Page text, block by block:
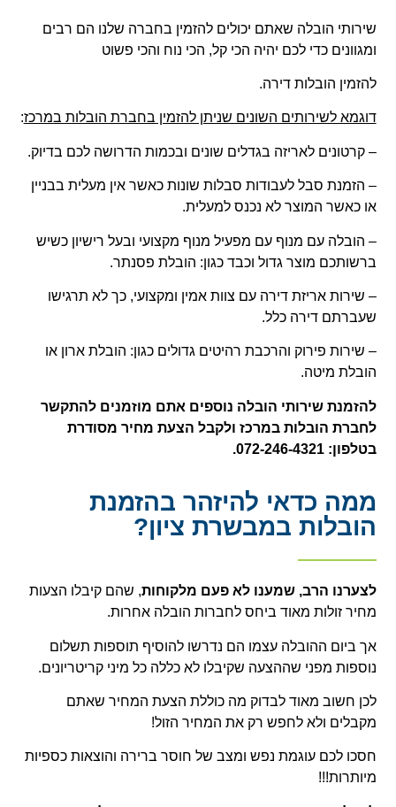
שירותי הובלה שאתם יכולים להזמין בחברה שלנו הם רבים
ומגוונים כדי לכם יהיה הכי קל, הכי נוח והכי פשוט
להזמין הובלות דירה.
דוגמא לשירותים השונים שניתן להזמין בחברת הובלות במרכז:
– קרטונים לאריזה בגדלים שונים ובכמות הדרושה לכם בדיוק.
– הזמנת סבל לעבודות סבלות שונות כאשר אין מעלית בבניין
או כאשר המוצר לא נכנס למעלית.
– הובלה עם מנוף עם מפעיל מנוף מקצועי ובעל רישיון כשיש
ברשותכם מוצר גדול וכבד כגון: הובלת פסנתר.
– שירות אריזת דירה עם צוות אמין ומקצועי, כך לא תרגישו
שעברתם דירה כלל.
– שירות פירוק והרכבת רהיטים גדולים כגון: הובלת ארון או
הובלת מיטה.
להזמנת שירותי הובלה נוספים אתם מוזמנים להתקשר
לחברת הובלות במרכז ולקבל הצעת מחיר מסודרת
בטלפון: 072-246-4321.
ממה כדאי להיזהר בהזמנת
הובלות במבשרת ציון?
לצערנו הרב, שמענו לא פעם מלקוחות, שהם קיבלו הצעות
מחיר זולות מאוד ביחס לחברות הובלה אחרות.
אך ביום ההובלה עצמו הם נדרשו להוסיף תוספות תשלום
נוספות מפני שההצעה שקיבלו לא כללה כל מיני קריטריונים.
לכן חשוב מאוד לבדוק מה כוללת הצעת המחיר שאתם
מקבלים ולא לחפש רק את המחיר הזול!
חסכו לכם עוגמת נפש ומצב של חוסר ברירה והוצאות כספיות
מיותרות!!!